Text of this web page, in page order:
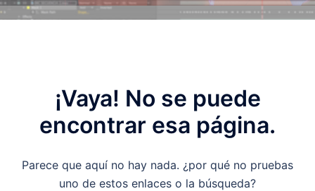
¡Vaya! No se puede
encontrar esa página.
Parece que aquí no hay nada. ¿por qué no pruebas
uno de estos enlaces o la búsqueda?